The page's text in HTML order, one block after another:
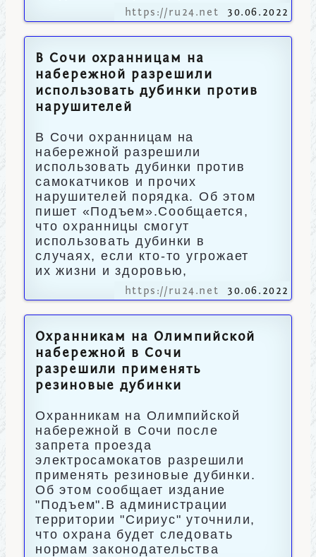
https://ru24.net 30.06.2022
В Сочи охранницам на
набережной разрешили
использовать дубинки против
нарушителей
В Сочи охранницам на
набережной разрешили
использовать дубинки против
самокатчиков и прочих
нарушителей порядка. Об этом
пишет «Подъем».Сообщается,
что охранницы смогут
использовать дубинки в
случаях, если кто-то угрожает
их жизни и здоровью,
https://ru24.net 30.06.2022
Охранникам на Олимпийской
набережной в Сочи
разрешили применять
резиновые дубинки
Охранникам на Олимпийской
набережной в Сочи после
запрета проезда
электросамокатов разрешили
применять резиновые дубинки.
Об этом сообщает издание
"Подъем".В администрации
территории "Сириус" уточнили,
что охрана будет следовать
нормам законодательства